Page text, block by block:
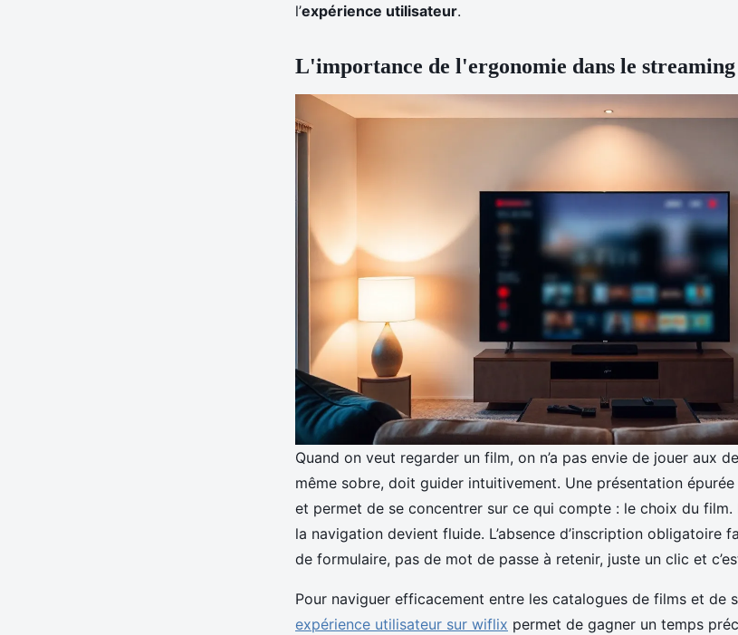
l’expérience utilisateur.
L'importance de l'ergonomie dans le
Quand on veut regarder un film, on n’a pas envie de jouer aux
même sobre, doit guider intuitivement. Une présentation
et permet de se concentrer sur ce qui compte : le choix du
la navigation devient fluide. L’absence d’inscription obligatoire
de formulaire, pas de mot de passe à retenir, juste un clic et
Pour naviguer efficacement entre les catalogues de films et de
expérience utilisateur sur wiflix permet de gagner un temps